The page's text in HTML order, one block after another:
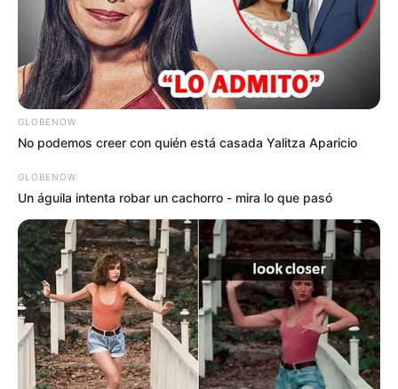
Ivana Icardi ha sido una de las grandes
protagonistas de esta edición de supervivientes,
no solo por su relación con Hugo, sino por su alto
nivel de supervivencia, siendo una de las mejores